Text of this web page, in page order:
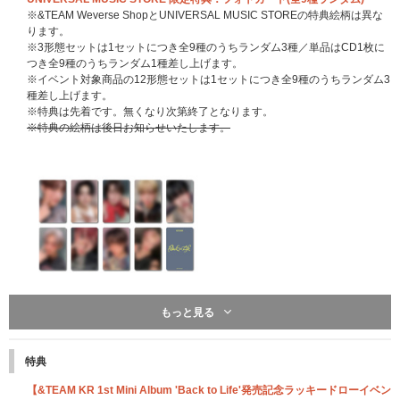
※&TEAM Weverse ShopとUNIVERSAL MUSIC STOREの特典絵柄は異な
ります。
※3形態セットは1セットにつき全9種のうちランダム3種／単品はCD1枚に
つき全9種のうちランダム1種差し上げます。
※イベント対象商品の12形態セットは1セットにつき全9種のうちランダム3
種差し上げます。
※特典は先着です。無くなり次第終了となります。
※特典の絵柄は後日お知らせいたします。
先着特典：応募抽選用シリアルナンバー
入につき「応募抽選用シリアルナンバー」を1つ差し上げます。
もっと見る
特典
【&TEAM KR 1st Mini Album 'Back to Life'発売記念ラッキードローイベン